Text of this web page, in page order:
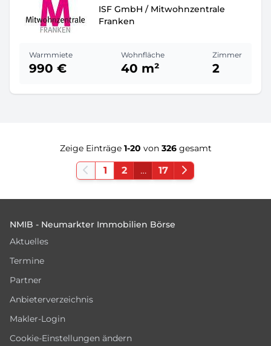
ISF GmbH / Mitwohnzentrale
Franken
Warmmiete
990 €
Wohnfläche
40 m²
Zimmer
2
Zeige Einträge 1-20 von 326gesamt
1 2 … 17
NMIB - Neumarkter Immobilien Börse
Aktuelles
Termine
Partner
Anbieterverzeichnis
Makler-Login
Cookie-Einstellungen ändern